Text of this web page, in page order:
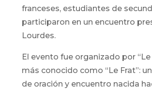
franceses, estudiantes de
participaron en un encuentro
Lourdes.
El evento fue organizado por “Le
más conocido como “Le Frat”:
de oración y encuentro nacida